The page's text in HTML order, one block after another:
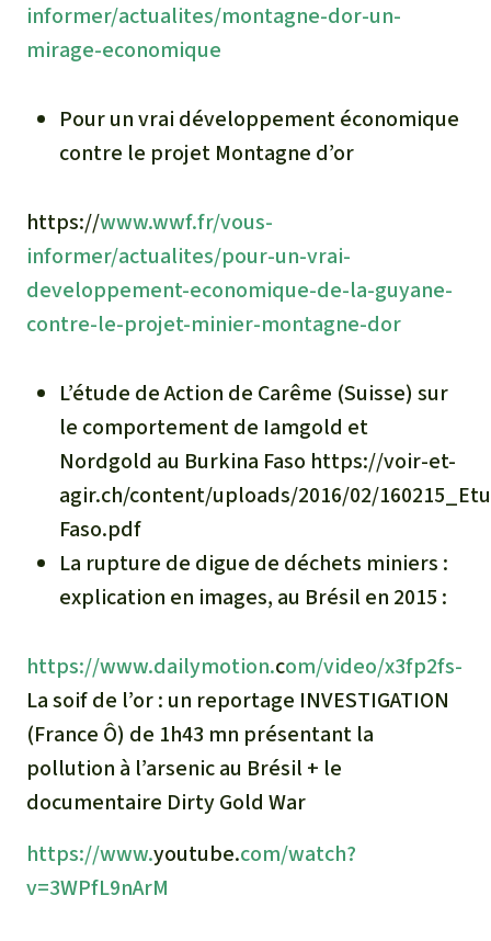
informer/actualites/montagne-dor-un-
mirage-economique
Pour un vrai développement économique
contre le projet Montagne d’or
https://www.wwf.fr/vous-
informer/actualites/pour-un-vrai-
developpement-economique-de-la-guyane-
contre-le-projet-minier-montagne-dor
L’étude de Action de Carême (Suisse) sur
le comportement de Iamgold et
Nordgold au Burkina Faso https://voir-et-
agir.ch/content/uploads/2016/02/
Faso.pdf
La rupture de digue de déchets miniers :
explication en images, au Brésil en 2015 :
https://www.dailymotion.com/video/x3fp2fs-
La soif de l’or : un reportage INVESTIGATION
(France Ô) de 1h43 mn présentant la
pollution à l’arsenic au Brésil + le
documentaire Dirty Gold War
https://www.youtube.com/watch?
v=3WPfL9nArM